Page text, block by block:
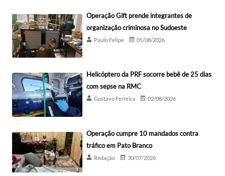
Operação Gift prende integrantes de
organização criminosa no Sudoeste
Paulo Felipe 05/08/2026
Helicóptero da PRF socorre bebê de 25 dias
com sepse na RMC
Gustavo Ferreira 02/08/2026
Operação cumpre 10 mandados contra
tráfico em Pato Branco
Redação 30/07/2026